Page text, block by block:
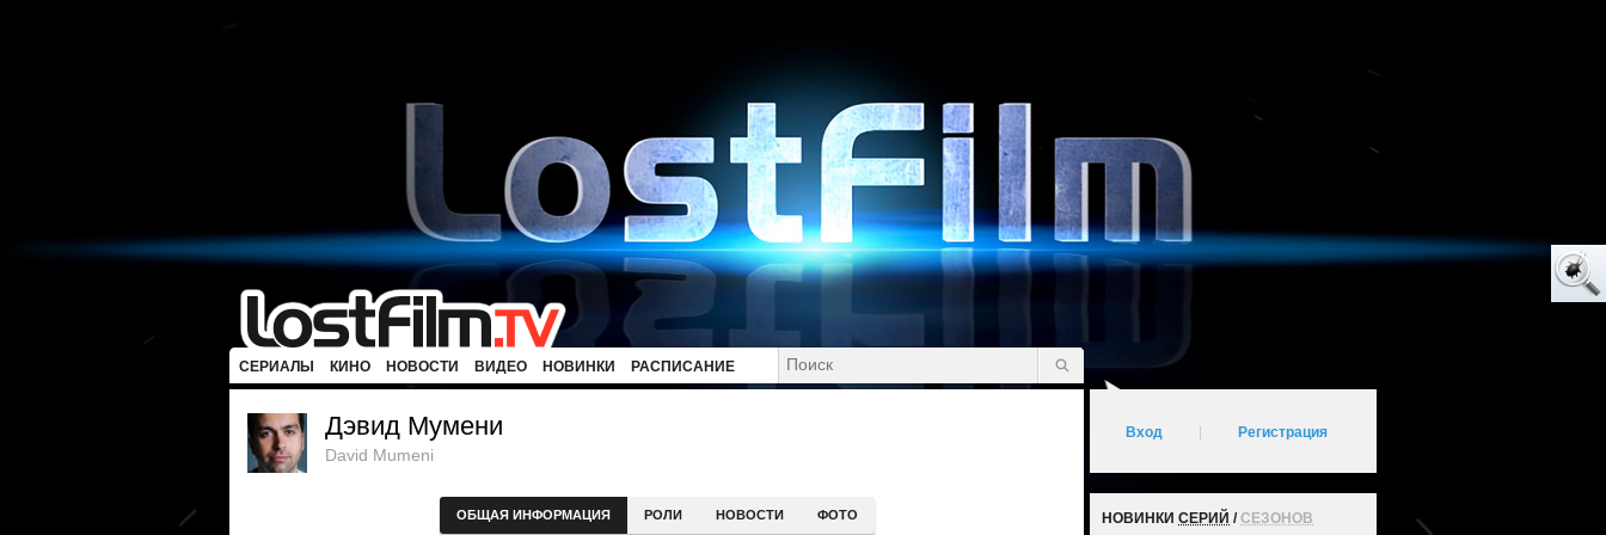
СЕРИАЛЫ КИНО НОВОСТИ ВИДЕО НОВИНКИ РАСПИСАНИЕ
Дэвид Мумени
David Mumeni
ОБЩАЯ ИНФОРМАЦИЯ РОЛИ НОВОСТИ ФОТО
Вход Регистрация
НОВИНКИ СЕРИЙ /СЕЗОНОВ